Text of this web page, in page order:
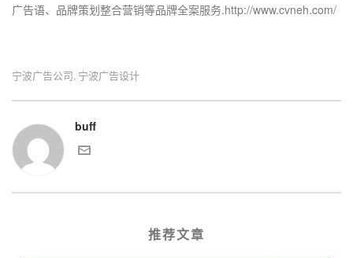
广告语、品牌策划整合营销等品牌全案服务.http://www.cvneh.com/
宁波广告公司 宁波广告设计
buff
推荐文章